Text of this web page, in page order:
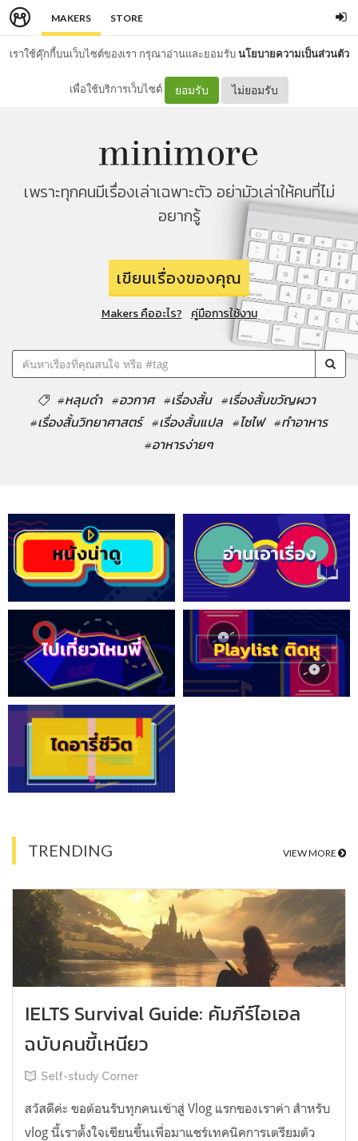
MAKERS STORE
เราใช้คุ๊กกี้บนเว็บไซต์ของเรา กรุณาอ่านและยอมรับนโยบายความเป็นส่วนตัว
เพื่อใช้บริการเว็บไซต์ ยอมรับ ไม่ยอมรับ
เพราะทุกคนมีเรื่องเล่าเฉพาะตัว อย่ามัวเล่าให้คนที่ไม่
อยากรู้
เขียนเรื่องของคุณ
Makers คืออะไร? คู่มือการใช้งาน
#หลุมดำ #อวกาศ #เรื่องสั้น #เรื่องสั้นขวัญผวา
#เรื่องสั้นวิทยาศาสตร์ #เรื่องสั้นแปล #ไซไฟ #ทำอาหาร
#อาหารง่ายๆ
TRENDING VIEW MORE
IELTS Survival Guide: คัมภีร์ไอเอล
ฉบับคนขี้เหนียว
Self-study Corner
สวัสดีค่ะ ขอต้อนรับทุกคนเข้าสู่ Vlog แรกของเราค่า สำหรับ
vlog นี้เราตั้งใจเขียนขึ้นเพื่อมาแชร์เทคนิคการเตรียมตัว